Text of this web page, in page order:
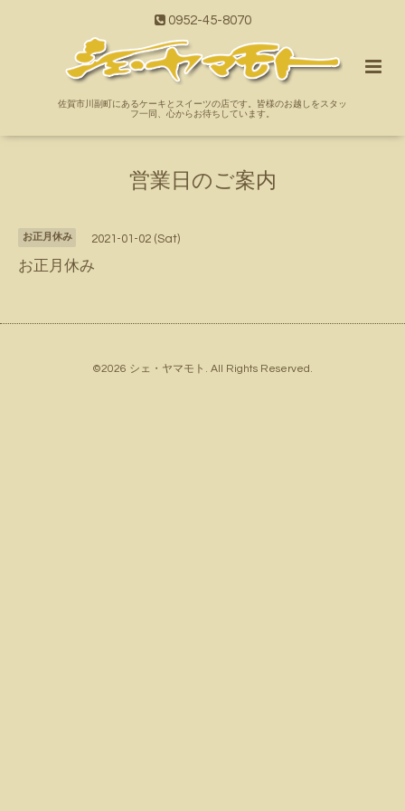
0952-45-8070
佐賀市川副町にあるケーキとスイーツの店です。皆様のお越しをスタッ
フ一同、心からお待ちしています。
営業日のご案内
お正月休み 2021-01-02 (Sat)
お正月休み
©2026 シェ・ヤマモト . All Rights Reserved.